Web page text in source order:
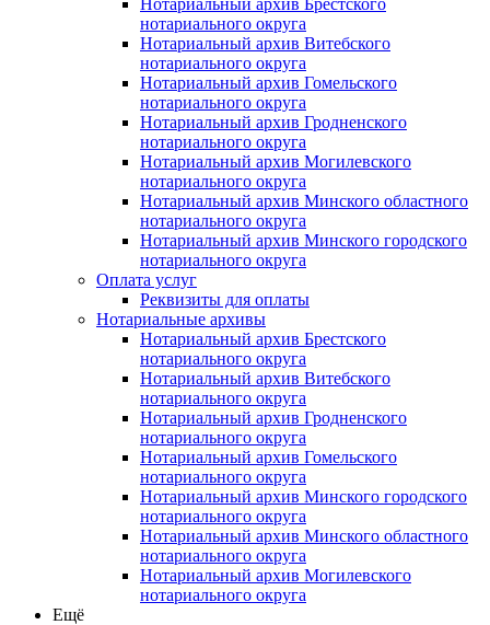
нотариального округа
Нотариальный архив Витебского
нотариального округа
Нотариальный архив Гомельского
нотариального округа
Нотариальный архив Гродненского
нотариального округа
Нотариальный архив Могилевского
нотариального округа
Нотариальный архив Минского областного
нотариального округа
Нотариальный архив Минского городского
нотариального округа
Оплата услуг
Реквизиты для оплаты
Нотариальные архивы
Нотариальный архив Брестского
нотариального округа
Нотариальный архив Витебского
нотариального округа
Нотариальный архив Гродненского
нотариального округа
Нотариальный архив Гомельского
нотариального округа
Нотариальный архив Минского городского
нотариального округа
Нотариальный архив Минского областного
нотариального округа
Нотариальный архив Могилевского
нотариального округа
Ещё